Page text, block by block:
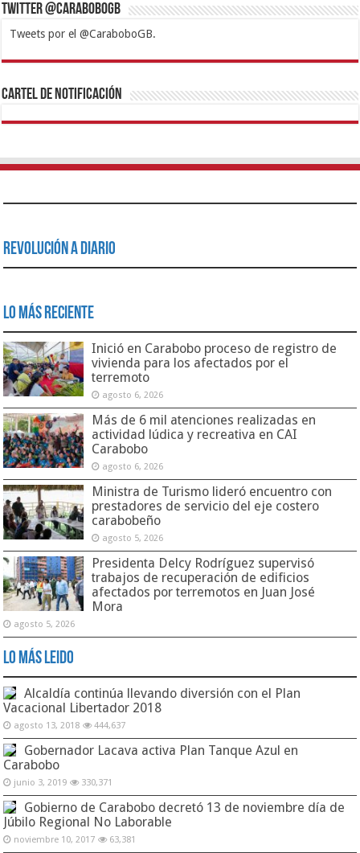
Twitter @CaraboboGB
Tweets por el @CaraboboGB.
1xbetBetturkeyBetistKralbetSupertotobetTipobetMatadorbetMariobet
https://mvbcasino.com/
Cartel de Notificación
Revolución a Diario
Lo Más Reciente
Inició en Carabobo proceso de registro de
vivienda para los afectados por el
terremoto
agosto 6, 2026
Más de 6 mil atenciones realizadas en
actividad lúdica y recreativa en CAI
Carabobo
agosto 6, 2026
Ministra de Turismo lideró encuentro con
prestadores de servicio del eje costero
carabobeño
agosto 5, 2026
Presidenta Delcy Rodríguez supervisó
trabajos de recuperación de edificios
afectados por terremotos en Juan José
Mora
agosto 5, 2026
Lo Más Leido
Alcaldía continúa llevando diversión con el Plan
Vacacional Libertador 2018
agosto 13, 2018 444,637
Gobernador Lacava activa Plan Tanque Azul en
Carabobo
junio 3, 2019 330,371
Gobierno de Carabobo decretó 13 de noviembre día de
Júbilo Regional No Laborable
noviembre 10, 2017 63,381